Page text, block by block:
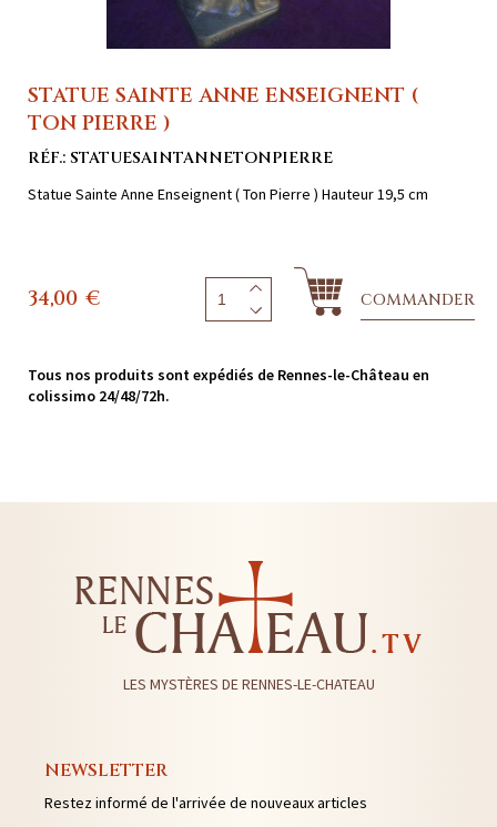
STATUE SAINTE ANNE ENSEIGNENT (
TON PIERRE )
RÉF.: STATUESAINTANNETONPIERRE
Statue Sainte Anne Enseignent ( Ton Pierre ) Hauteur 19,5 cm
34,00 € COMMANDER
Tous nos produits sont expédiés de Rennes-le-Château en
colissimo 24/48/72h.
LES MYSTÈRES DE RENNES-LE-CHATEAU
NEWSLETTER
Restez informé de l'arrivée de nouveaux articles